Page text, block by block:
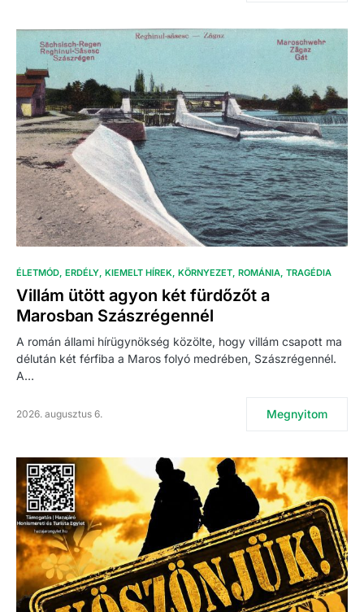
ÉLETMÓD ERDÉLY KIEMELT HÍREK KÖRNYEZET ROMÁNIA TRAGÉDIA
Villám ütött agyon két fürdőzőt a
Marosban Szászrégennél
A román állami hírügynökség közölte, hogy villám csapott ma
délután két férfiba a Maros folyó medrében, Szászrégennél.
A…
2026. augusztus 6. Megnyitom